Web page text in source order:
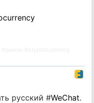
русский #WeChat.